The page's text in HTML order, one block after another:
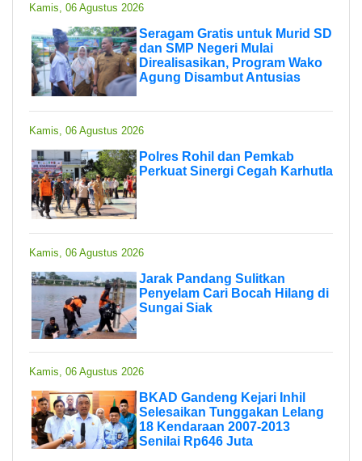
Kamis, 06 Agustus 2026
Seragam Gratis untuk Murid SD
dan SMP Negeri Mulai
Direalisasikan, Program Wako
Agung Disambut Antusias
Kamis, 06 Agustus 2026
Polres Rohil dan Pemkab
Perkuat Sinergi Cegah Karhutla
Kamis, 06 Agustus 2026
Jarak Pandang Sulitkan
Penyelam Cari Bocah Hilang di
Sungai Siak
Kamis, 06 Agustus 2026
BKAD Gandeng Kejari Inhil
Selesaikan Tunggakan Lelang
18 Kendaraan 2007-2013
Senilai Rp646 Juta